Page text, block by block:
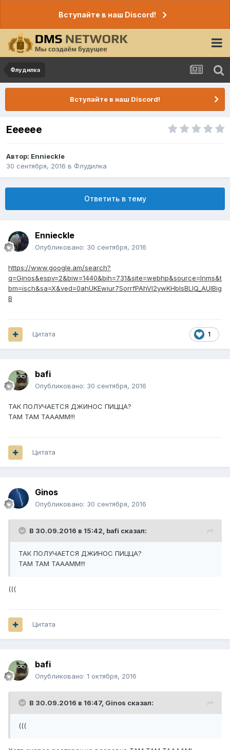
Вступайте в наш Discord!
Флудилка
Вступайте в наш Discord!
Ееееее
Автор: Ennieckle
30 сентября, 2016 в Флудилка
Ответить в тему
Ennieckle
Опубликовано: 30 сентября, 2016
https://www.google.am/search?
q=Ginos&espv=2&biw=1440&bih=731&site=webhp&source=lnms&t
bm=isch&sa=X&ved=0ahUKEwiur7SorrfPAhVI2ywKHbIsBLIQ_AUIBig
B
1
Цитата
bafi
Опубликовано: 30 сентября, 2016
ТАК ПОЛУЧАЕТСЯ ДЖИНОС ПИЦЦА?
ТАМ ТАМ ТАААММ!!!
Цитата
Ginos
Опубликовано: 30 сентября, 2016
В 30.09.2016 в 15:42, bafi сказал:
ТАК ПОЛУЧАЕТСЯ ДЖИНОС ПИЦЦА?
ТАМ ТАМ ТАААММ!!!
(((
Цитата
bafi
Опубликовано: 1 октября, 2016
В 30.09.2016 в 16:47, Ginos сказал:
(((